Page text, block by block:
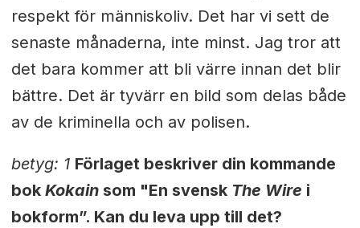
respekt för människoliv. Det har vi sett de
senaste månaderna, inte minst. Jag tror att
det bara kommer att bli värre innan det blir
bättre. Det är tyvärr en bild som delas både
av de kriminella och av polisen.
betyg: 1 Förlaget beskriver din kommande
bok Kokainsom "En svensk The Wire i
bokform”. Kan du leva upp till det?